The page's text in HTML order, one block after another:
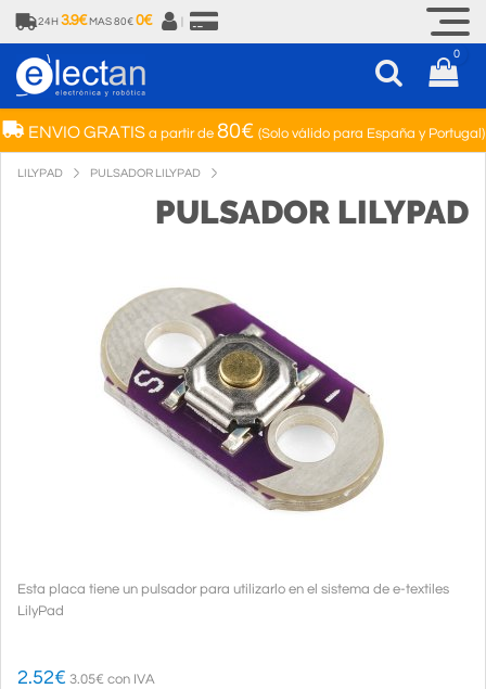
24H 3.9€ MAS 80€ 0€
0
ENVIO GRATISa partir de 80€ (Solo válido para España y Portugal)
LILYPAD PULSADOR LILYPAD
PULSADOR LILYPAD
Esta placa tiene un pulsador para utilizarlo en el sistema de e-textiles
LilyPad
2.52€ 3.05€ con IVA